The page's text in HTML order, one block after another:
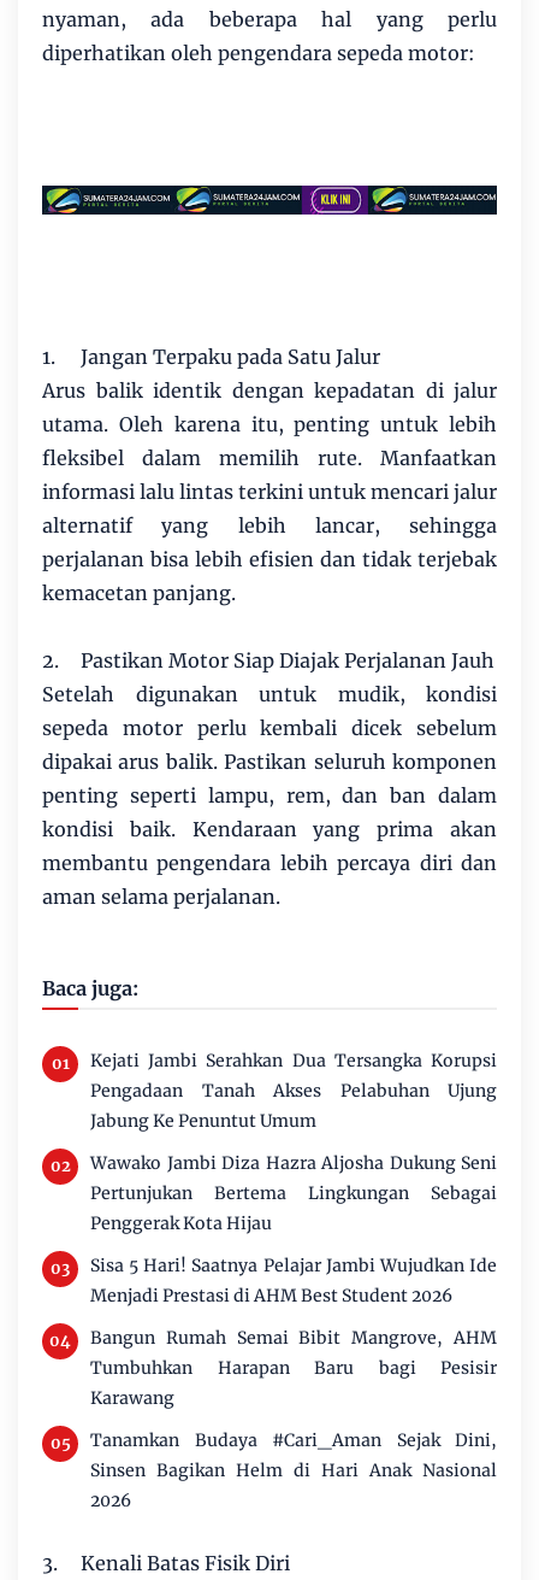
nyaman, ada beberapa hal yang perlu
diperhatikan oleh pengendara sepeda motor:
1.
Jangan Terpaku pada Satu Jalur
Arus balik identik dengan kepadatan di jalur
utama. Oleh karena itu, penting untuk lebih
fleksibel dalam memilih rute. Manfaatkan
informasi lalu lintas terkini untuk mencari jalur
alternatif yang lebih lancar, sehingga
perjalanan bisa lebih efisien dan tidak terjebak
kemacetan panjang.
2.
Pastikan Motor Siap Diajak Perjalanan Jauh
Setelah digunakan untuk mudik, kondisi
sepeda motor perlu kembali dicek sebelum
dipakai arus balik. Pastikan seluruh komponen
penting seperti lampu, rem, dan ban dalam
kondisi baik. Kendaraan yang prima akan
membantu pengendara lebih percaya diri dan
aman selama perjalanan.
Baca juga:
Kejati Jambi Serahkan Dua Tersangka Korupsi
Pengadaan Tanah Akses Pelabuhan Ujung
Jabung Ke Penuntut Umum
Wawako Jambi Diza Hazra Aljosha Dukung Seni
Pertunjukan Bertema Lingkungan Sebagai
Penggerak Kota Hijau
Sisa 5 Hari! Saatnya Pelajar Jambi Wujudkan Ide
Menjadi Prestasi di AHM Best Student 2026
Bangun Rumah Semai Bibit Mangrove, AHM
Tumbuhkan Harapan Baru bagi Pesisir
Karawang
Tanamkan Budaya #Cari_Aman Sejak Dini,
Sinsen Bagikan Helm di Hari Anak Nasional
2026
3.
Kenali Batas Fisik Diri